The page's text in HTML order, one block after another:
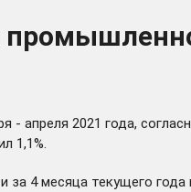
апреля 2021 года,
1,1%.
4 месяца текущего